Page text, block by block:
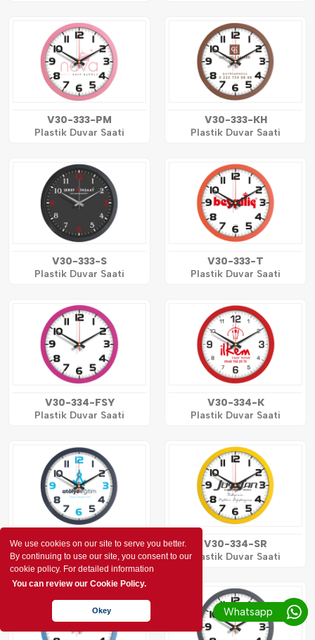
We use cookies on our site to serve you better.
By continuing to use our site, you consent to our
cookie policy. For detailed information
You can review our Cookie Policy.
Okey
V30-333-PM
Plastik Duvar Saati
V30-333-KH
Plastik Duvar Saati
V30-333-S
Plastik Duvar Saati
V30-333-T
Plastik Duvar Saati
V30-334-FSY
Plastik Duvar Saati
V30-334-K
Plastik Duvar Saati
V30-334-L
Plastik Duvar Saati
V30-334-SR
Plastik Duvar Saati
Whatsapp